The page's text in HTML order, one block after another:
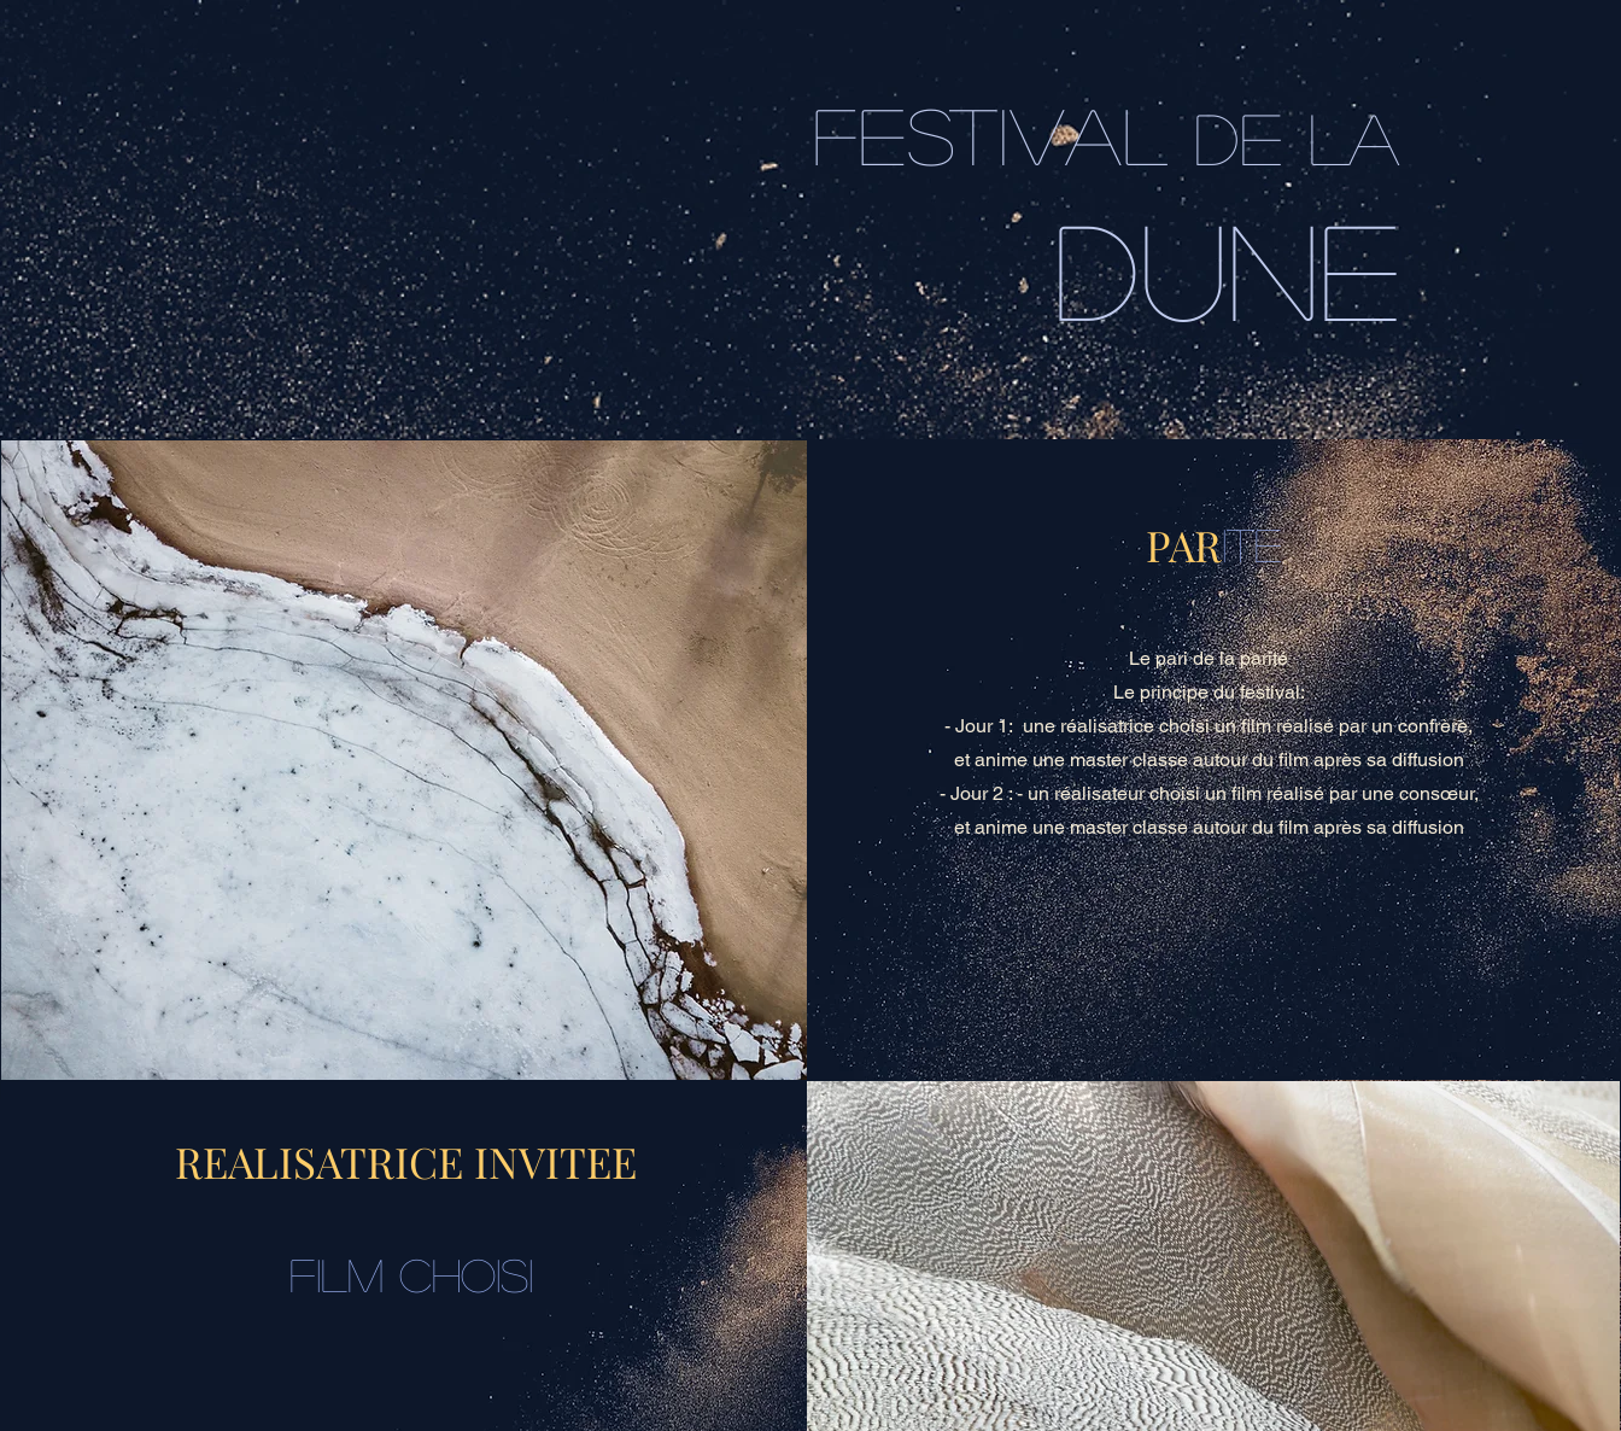
FESTIVAL DE LA
DUNE
PARITE
Le pari de la parité
Le principe du festival:
- Jour 1: une réalisatrice choisi un film réalisé par un confrère,
et anime une master classe autour du film après sa diffusion
- Jour 2 : - un réalisateur choisi un film réalisé par une consœur,
et anime une master classe autour du film après sa diffusion
REALISATRICE INVITEE
FILM CHOISI